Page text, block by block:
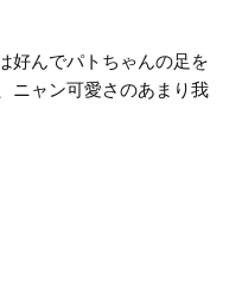
好んでパトちゃんの足を
ニャン可愛さのあまり我